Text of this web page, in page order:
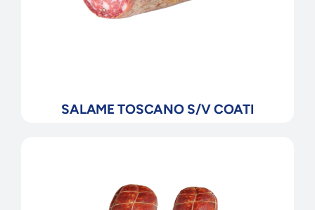
SALAME TOSCANO S/V COATI